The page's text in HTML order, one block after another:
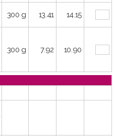
300 g 13.41 14.15
300 g 7.92 10.90